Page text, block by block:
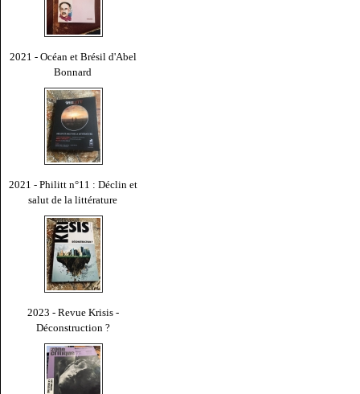
2021 - Océan et Brésil d'Abel
Bonnard
2021 - Philitt n°11 : Déclin et
salut de la littérature
2023 - Revue Krisis -
Déconstruction ?